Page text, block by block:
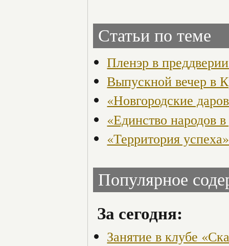
Статьи по теме
Пленэр в
Выпускной вечер в
«Новгородские
«Единство народов
«Территория успеха»
Популярное
За сегодня:
Занятие в клубе